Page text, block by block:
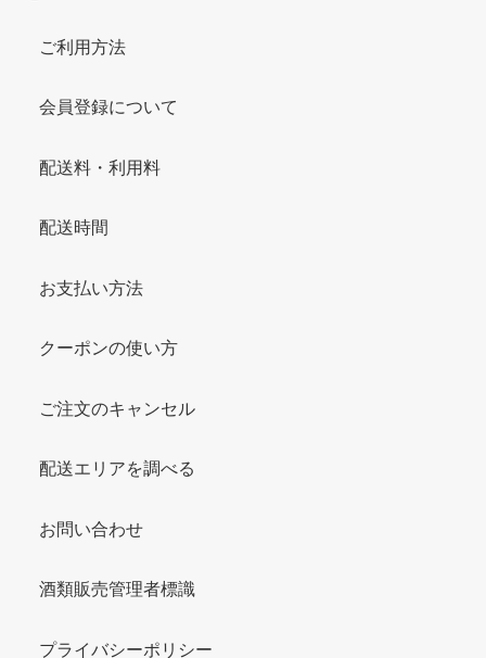
ご利用方法
会員登録について
配送料・利用料
配送時間
お支払い方法
クーポンの使い方
ご注文のキャンセル
配送エリアを調べる
お問い合わせ
酒類販売管理者標識
プライバシーポリシー